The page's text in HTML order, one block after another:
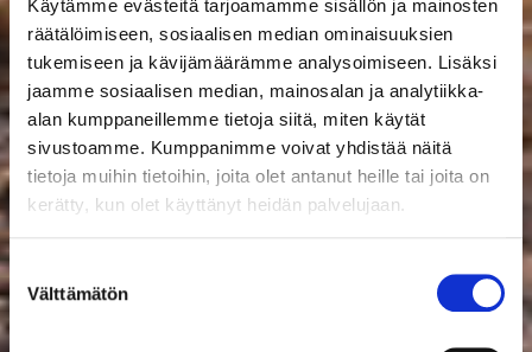
Käytämme evästeitä tarjoamamme sisällön ja mainosten
räätälöimiseen, sosiaalisen median ominaisuuksien
tukemiseen ja kävijämäärämme analysoimiseen. Lisäksi
jaamme sosiaalisen median, mainosalan ja analytiikka-
alan kumppaneillemme tietoja siitä, miten käytät
sivustoamme. Kumppanimme voivat yhdistää näitä
tietoja muihin tietoihin, joita olet antanut heille tai joita on
kerätty, kun olet käyttänyt heidän palvelujaan.
Suostumuksen
valinta
Välttämätön